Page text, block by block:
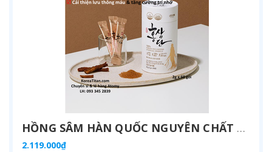
HỒNG SÂM HÀN QUỐC NGUYÊN CHẤT 100%, HÀM LƯỢNG GINSENOSIDE RG1, RB1 VÀ RG3 LÊN ĐẾN 20MG/1 GÓI, TĂNG CƯỜNG MIỄN DỊCH, CẢI THIỆN TRÍ NHỚ, CHỐNG OXY HOÁ, ĐẸP DA, GIẢM CĂNG THẲNG MỆT MỎI (1G X 60 GÓI) - ATOMY KOREA RED GINSENG SPHERICAL GRANULE - - 애터미 고려홍삼구형과립 - АТОМИ ХОНСАМДАН ЖЕНЬШЕНЬ
2.119.000₫